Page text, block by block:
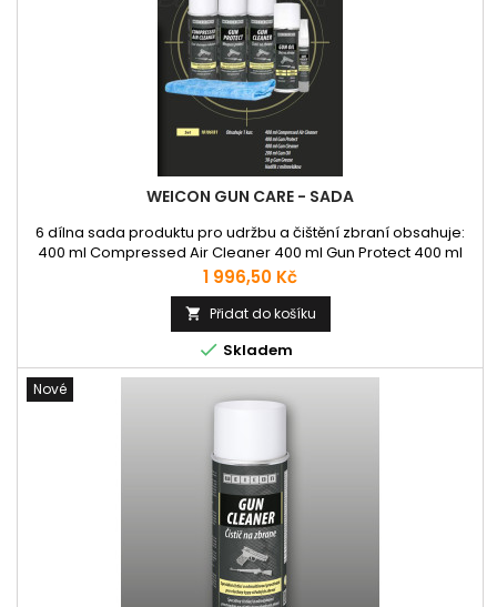
WEICON GUN CARE - SADA
6 dílna sada produktu pro udržbu a čištění zbraní obsahuje:
400 ml Compressed Air Cleaner 400 ml Gun Protect 400 ml
Gun Cleaner 200 ml Gun Oil 30 g Gun Grease Hadřík z
mikrovlákna
Cena
1 996,50 Kč
 Přidat do košíku
 Skladem
Nové